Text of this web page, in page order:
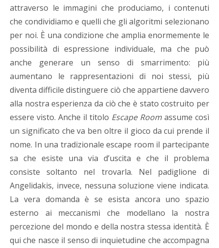
attraverso le immagini che produciamo, i contenuti
che condividiamo e quelli che gli algoritmi selezionano
per noi. È una condizione che amplia enormemente le
possibilità di espressione individuale, ma che può
anche generare un senso di smarrimento: più
aumentano le rappresentazioni di noi stessi, più
diventa difficile distinguere ciò che appartiene davvero
alla nostra esperienza da ciò che è stato costruito per
essere visto. Anche il titolo Escape Room assume così
un significato che va ben oltre il gioco da cui prende il
nome. In una tradizionale escape room il partecipante
sa che esiste una via d’uscita e che il problema
consiste soltanto nel trovarla. Nel padiglione di
Angelidakis, invece, nessuna soluzione viene indicata.
La vera domanda è se esista ancora uno spazio
esterno ai meccanismi che modellano la nostra
percezione del mondo e della nostra stessa identità. È
qui che nasce il senso di inquietudine che accompagna